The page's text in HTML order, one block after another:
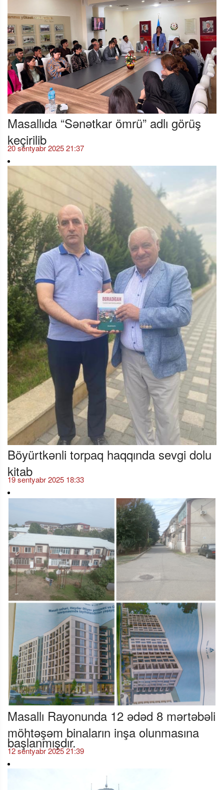
Masallıda “Sənətkar ömrü” adlı görüş
keçirilib
20 sentyabr 2025 21:37
Böyürtkənli torpaq haqqında sevgi dolu
kitab
19 sentyabr 2025 18:33
Masallı Rayonunda 12 ədəd 8 mərtəbəli
möhtəşəm binaların inşa olunmasına
başlanmışdır.
12 sentyabr 2025 21:39